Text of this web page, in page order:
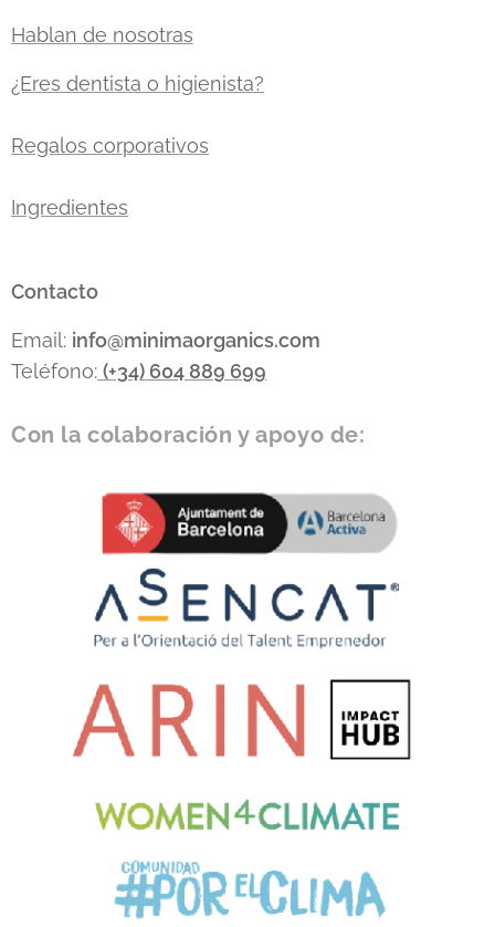
Hablan de nosotras
¿Eres dentista o higienista?
Regalos corporativos
Ingredientes
Contacto
Email: info@minimaorganics.com
Teléfono: (+34) 604 889 699
Con la colaboración y apoyo de: